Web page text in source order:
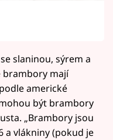
slaninou, sýrem a
brambory mají
americké
být brambory
„Brambory jsou
a vlákniny (pokud je